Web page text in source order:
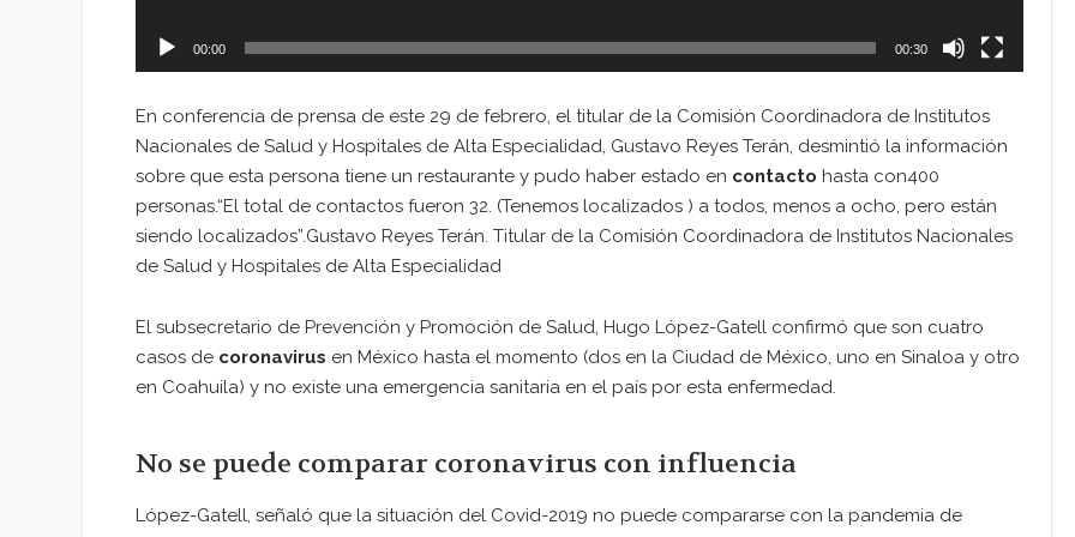
00:00 00:30
En conferencia de prensa de este 29 de febrero, el titular de la Comisión Coordinadora de Institutos
Nacionales de Salud y Hospitales de Alta Especialidad, Gustavo Reyes Terán, desmintió la información
sobre que esta persona tiene un restaurante y pudo haber estado en contacto hasta con400
personas.“El total de contactos fueron 32. (Tenemos localizados ) a todos, menos a ocho, pero están
siendo localizados”.Gustavo Reyes Terán. Titular de la Comisión Coordinadora de Institutos Nacionales
de Salud y Hospitales de Alta Especialidad
El subsecretario de Prevención y Promoción de Salud, Hugo López-Gatell confirmó que son cuatro
casos de coronavirus en México hasta el momento (dos en la Ciudad de México, uno en Sinaloa y otro
en Coahuila) y no existe una emergencia sanitaria en el país por esta enfermedad.
No se puede comparar coronavirus con influencia
López-Gatell, señaló que la situación del Covid-2019 no puede compararse con la pandemia de